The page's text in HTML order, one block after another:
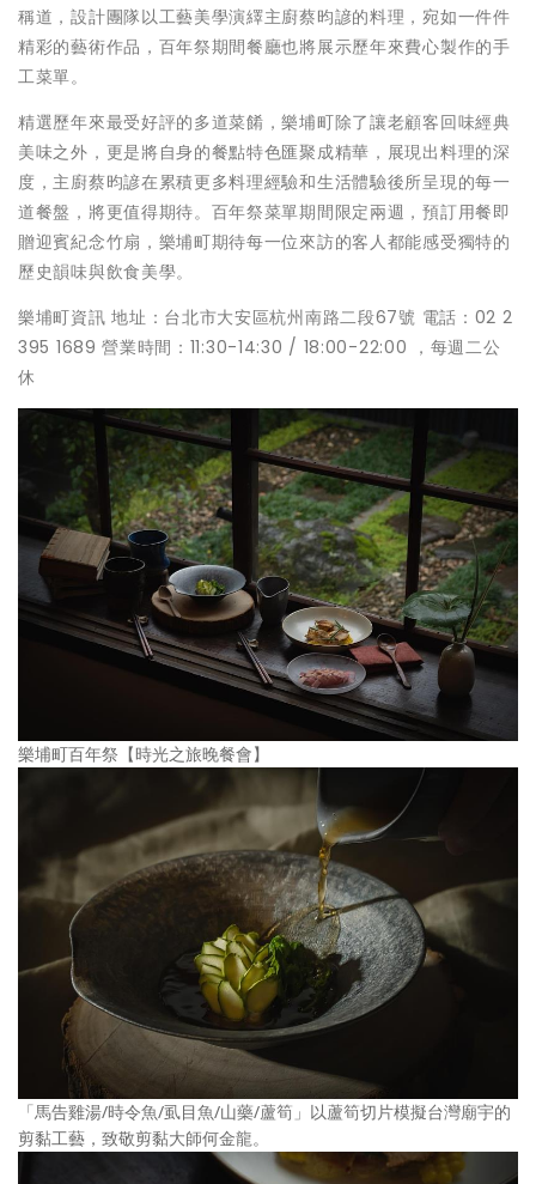
稱道，設計團隊以工藝美學演繹主廚蔡昀諺的料理，宛如一件件
精彩的藝術作品，百年祭期間餐廳也將展示歷年來費心製作的手
工菜單。
精選歷年來最受好評的多道菜餚，樂埔町除了讓老顧客回味經典
美味之外，更是將自身的餐點特色匯聚成精華，展現出料理的深
度，主廚蔡昀諺在累積更多料理經驗和生活體驗後所呈現的每一
道餐盤，將更值得期待。百年祭菜單期間限定兩週，預訂用餐即
贈迎賓紀念竹扇，樂埔町期待每一位來訪的客人都能感受獨特的
歷史韻味與飲食美學。
樂埔町資訊 地址：台北市大安區杭州南路二段67號 電話：02 2
395 1689 營業時間：11:30-14:30 / 18:00-22:00 ，每週二公
休
樂埔町百年祭【時光之旅晚餐會】
「馬告雞湯/時令魚/虱目魚/山藥/蘆筍」以蘆筍切片模擬台灣廟宇的
剪黏工藝，致敬剪黏大師何金龍。